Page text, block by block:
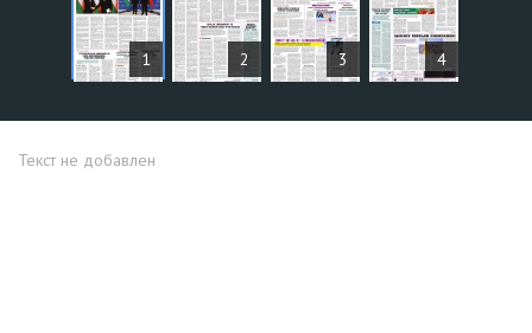
1 2 3 4
СТАТЬИ
Текст не добавлен